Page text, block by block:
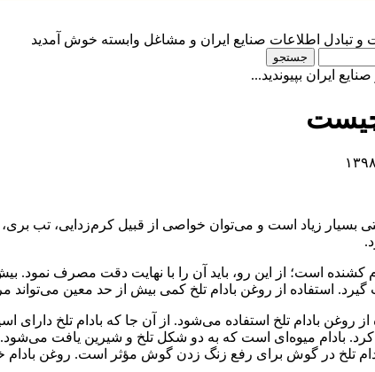
تبادل اطلاعات صنایع ایران و مشاغل وابسته خوش آمدید
ایران بپیوندید...
چیست
بسیار زیاد است و می‌توان خواصی از قبیل کرم‌زدایی، تب
کشنده است؛ از این رو، باید آن را با نهایت دقت مصرف
گیرد. استفاده از روغن بادام تلخ کمی بیش از حد معین
روغن بادام تلخ استفاده می‌شود. از آن جا که بادام تلخ
بادام میوه‌ای است که به دو شکل تلخ و شیرین یافت
تلخ در گوش برای رفع زنگ زدن گوش مؤثر است. روغن